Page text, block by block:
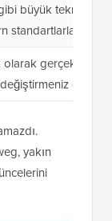
büyük teknoloji
standartlarla
gerçekleşir,
yakın